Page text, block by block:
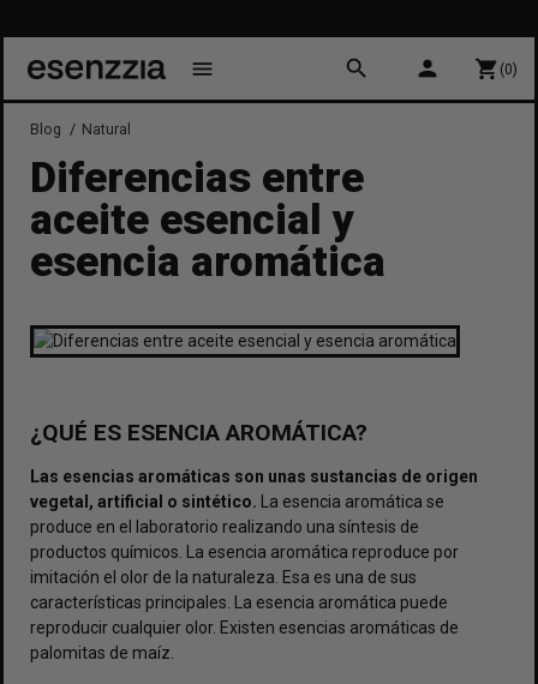
menu search person shopping_cart (0)
Blog Natural
Diferencias entre
aceite esencial y
esencia aromática
¿QUÉ ES ESENCIA AROMÁTICA?
Las esencias aromáticas son unas sustancias de origen
vegetal, artificial o sintético. La esencia aromática se
produce en el laboratorio realizando una síntesis de
productos químicos. La esencia aromática reproduce por
imitación el olor de la naturaleza. Esa es una de sus
características principales. La esencia aromática puede
reproducir cualquier olor. Existen esencias aromáticas de
palomitas de maíz.